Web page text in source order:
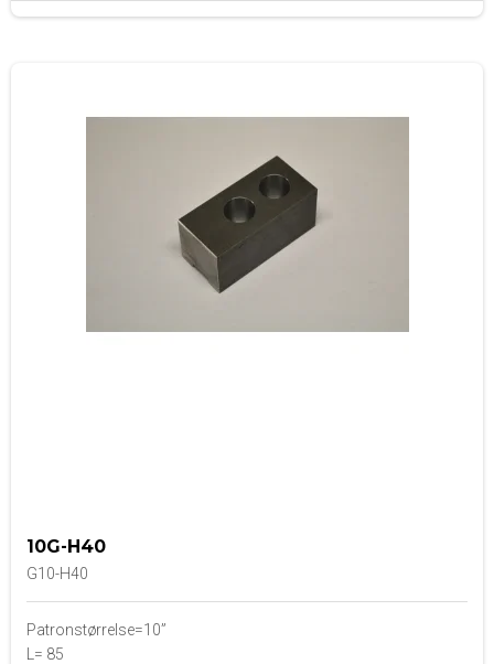
10G-H40
G10-H40
Patronstørrelse=10”
L= 85